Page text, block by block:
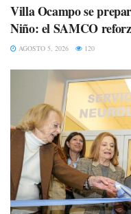
Villa Ocampo se
Niño: el SAMCO
AGOSTO 5, 2026 120